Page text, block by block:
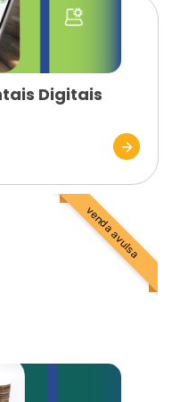
Digitais
venda avulsa